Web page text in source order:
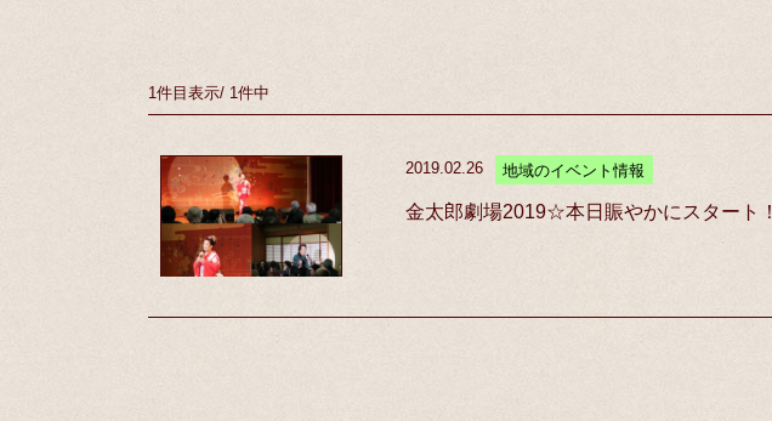
1件目 表示/ 1件中
2019.02.26 地域のイベント情報
金太郎劇場2019☆本日賑やかにスタート！